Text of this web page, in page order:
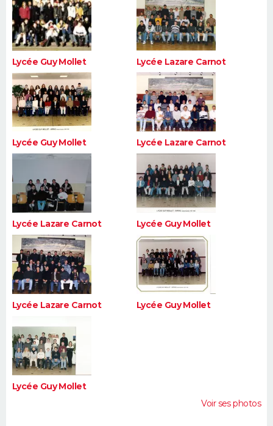
Lycée Guy Mollet Lycée Lazare Carnot
Lycée Guy Mollet Lycée Lazare Carnot
Lycée Lazare Carnot Lycée Guy Mollet
Lycée Lazare Carnot Lycée Guy Mollet
Lycée Guy Mollet
Voir ses photos